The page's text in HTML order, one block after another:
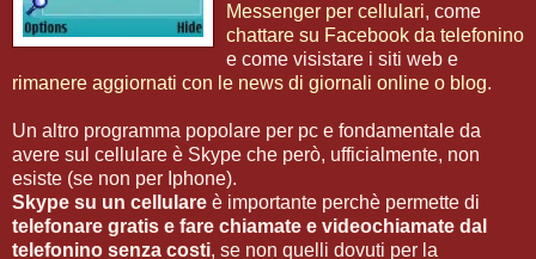
Messenger per cellulari, come
chattare su Facebook da telefonino
e come visistare i siti web e
rimanere aggiornati con le news di giornali online o blog.
Un altro programma popolare per pc e fondamentale da
avere sul cellulare è Skype che però, ufficialmente, non
esiste (se non per Iphone).
Skype su un cellulare è importante perchè permette di
telefonare gratis e fare chiamate e videochiamate dal
telefonino senza costi, se non quelli dovuti per la